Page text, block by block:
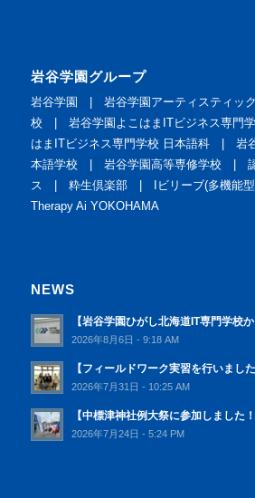
岩谷学園グループ
岩谷学園
岩谷学園アーティスティッ
校
岩谷学園よこはまITビジネス専門
はまITビジネス専門学校 日本語科| 岩
本語学校
岩谷学園高等専修学校
ス
粋生倶楽部| Iビリーブ(多機能
Therapy Ai YOKOHAMA
NEWS
【岩谷学園ひがし北海道IT専門学校か
2026年8月6日 - 9:18 AM
【フィールドワーク実習を行いました
2026年7月31日 - 10:25 AM
【中標津神社例大祭に参加しました！
2026年7月24日 - 5:24 PM